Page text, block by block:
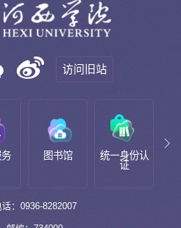
访问旧站
统一身份认
教务系统
话：0936-8282007